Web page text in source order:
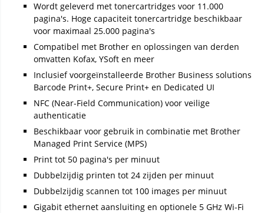
Wordt geleverd met tonercartridges voor 11.000
pagina's. Hoge capaciteit tonercartridge beschikbaar
voor maximaal 25.000 pagina's
Compatibel met Brother en oplossingen van derden
omvatten Kofax, YSoft en meer
Inclusief voorgeïnstalleerde Brother Business solutions
Barcode Print+, Secure Print+ en Dedicated UI
NFC (Near-Field Communication) voor veilige
authenticatie
Beschikbaar voor gebruik in combinatie met Brother
Managed Print Service (MPS)
Print tot 50 pagina's per minuut
Dubbelzijdig printen tot 24 zijden per minuut
Dubbelzijdig scannen tot 100 images per minuut
Gigabit ethernet aansluiting en optionele 5 GHz Wi-Fi